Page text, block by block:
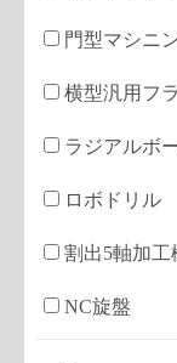
門型マシニ
横型汎用フ
ラジアルボ
ロボドリル
割出5軸加工
NC旋盤